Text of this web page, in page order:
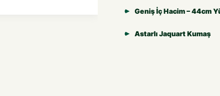
Geniş İç Hacim – 44cm
Astarlı Jaquart Kumaş